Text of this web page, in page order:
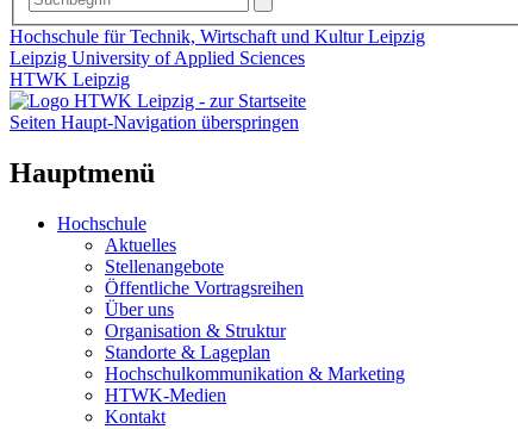
Hochschule für Technik, Wirtschaft und Kultur Leipzig
Leipzig University of Applied Sciences
HTWK Leipzig
Seiten Haupt-Navigation überspringen
Hauptmenü
Hochschule
Aktuelles
Stellenangebote
Öffentliche Vortragsreihen
Über uns
Organisation & Struktur
Standorte & Lageplan
Hochschulkommunikation & Marketing
HTWK-Medien
Kontakt